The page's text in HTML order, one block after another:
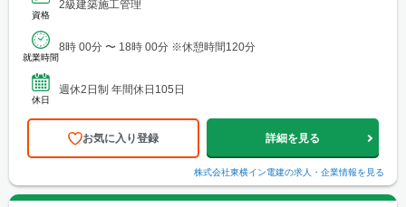
資格
2級建築施工管理
就業時間
8時 00分 〜 18時 00分 ※休憩時間120分
休日
週休2日制 年間休日105日
お気に入り登録 詳細を見る
株式会社東横イン電建の求人・企業情報を見る